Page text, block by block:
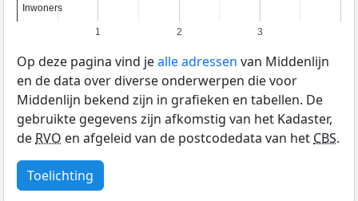
1 2 3
Inwoners
Inwoners
Op deze pagina vind jealle adressen van Middenlijn
en de data over diverse onderwerpen die voor
Middenlijn bekend zijn in grafieken en tabellen. De
gebruikte gegevens zijn afkomstig van het Kadaster,
deRVO en afgeleid van de postcodedata van hetCBS.
Toelichting